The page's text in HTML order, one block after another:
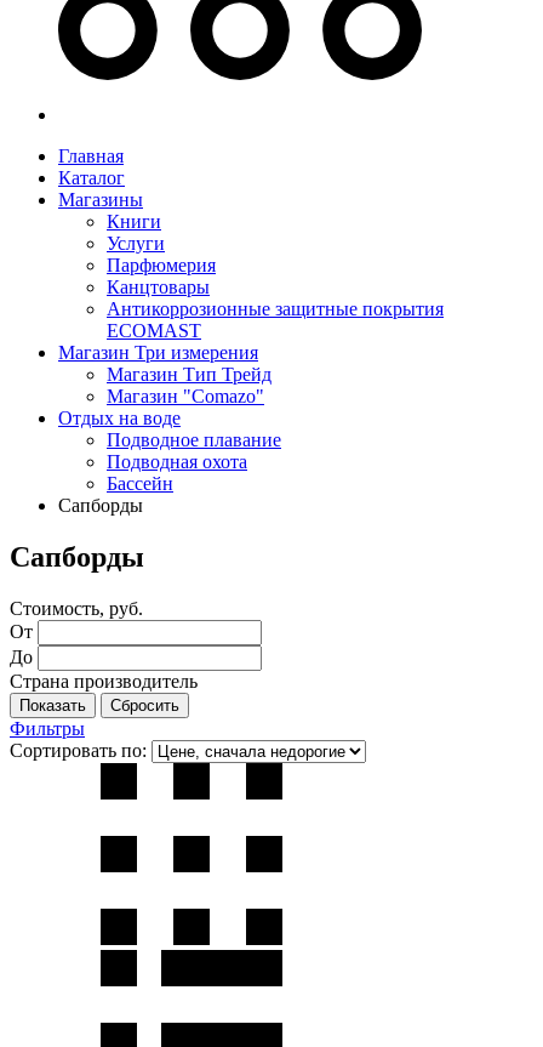
Главная
Каталог
Магазины
Книги
Услуги
Парфюмерия
Канцтовары
Антикоррозионные защитные покрытия
ECOMAST
Магазин Три измерения
Магазин Тип Трейд
Магазин "Comazo"
Отдых на воде
Подводное плавание
Подводная охота
Бассейн
Сапборды
Сапборды
Стоимость, руб.
От
До
Страна производитель
Фильтры
Сортировать по: